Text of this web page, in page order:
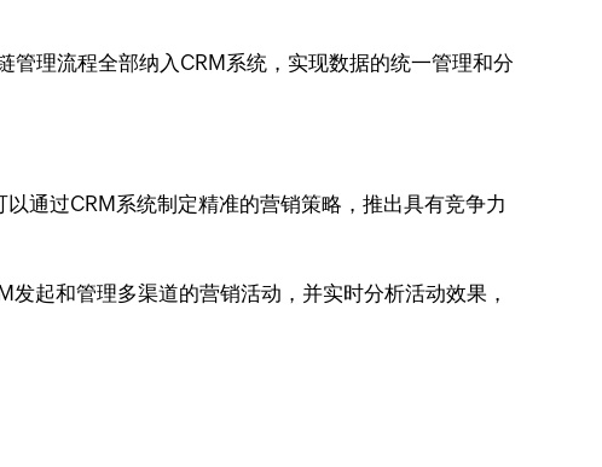
管理流程全部纳入CRM系统，实现数据的统一管理和分
通过CRM系统制定精准的营销策略，推出具有竞争力
起和管理多渠道的营销活动，并实时分析活动效果，